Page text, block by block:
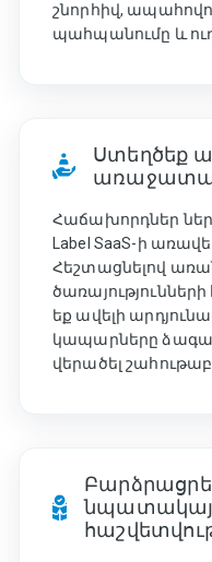
շնորհիվ,
պահպանումը և
Ստեղծեք
Հաճախորդներ
Label SaaS-ի
Հեշտացնելով
եք ավելի
կապարները
վերածել